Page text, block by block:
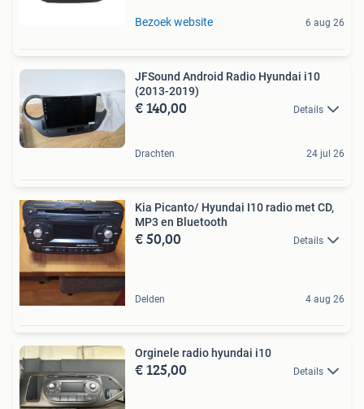
Bezoek website 6 aug 26
JFSound Android Radio Hyundai i10
(2013-2019)
€ 140,00 Details
Drachten 24 jul 26
Kia Picanto/ Hyundai I10 radio met CD,
MP3 en Bluetooth
€ 50,00 Details
Delden 4 aug 26
Orginele radio hyundai i10
€ 125,00 Details